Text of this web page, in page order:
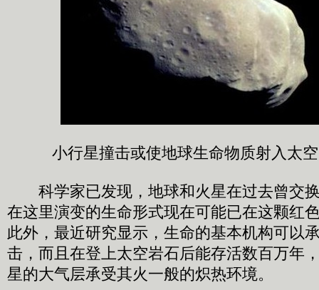
小行星撞击或使地球生命物质射入太
科学家已发现，地球和火星在过去曾交
在这里演变的生命形式现在可能已在这颗红
此外，最近研究显示，生命的基本机构可以
击，而且在登上太空岩石后能存活数百万年
星的大气层承受其火一般的炽热环境。